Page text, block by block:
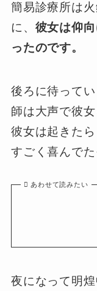
簡易診療所は
に、 彼女は仰
ったのです。
後ろに待って
師は大声で彼
彼女は起きた
すごく喜んでた
あわせて読みたい
夜になって明